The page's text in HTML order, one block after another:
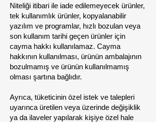
Niteliği itibari ile iade edilemeyecek ürünler,
tek kullanımlık ürünler, kopyalanabilir
yazılım ve programlar, hızlı bozulan veya
son kullanım tarihi geçen ürünler için
cayma hakkı kullanılamaz. Cayma
hakkının kullanılması, ürünün ambalajının
bozulmamış ve ürünün kullanılmamış
olması şartına bağlıdır.
Ayrıca, tüketicinin özel istek ve talepleri
uyarınca üretilen veya üzerinde değişiklik
ya da ilaveler yapılarak kişiye özel hale